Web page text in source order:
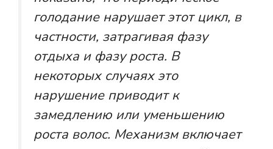
голодание нарушает этот цикл, в
частности, затрагивая фазу
отдыха и фазу роста. В
некоторых случаях это
нарушение приводит к
замедлению или уменьшению
роста волос. Механизм включает